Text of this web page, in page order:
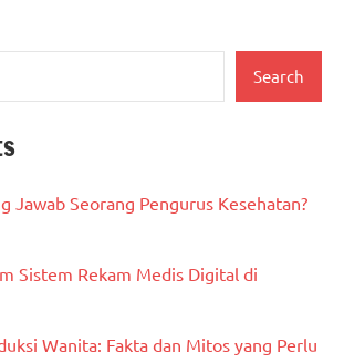
Search
Jawab Seorang Pengurus Kesehatan?
Sistem Rekam Medis Digital di
Wanita: Fakta dan Mitos yang Perlu